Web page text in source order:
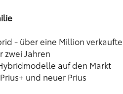
- über eine Million
zwei Jahren
auf den Markt
und neuer Prius